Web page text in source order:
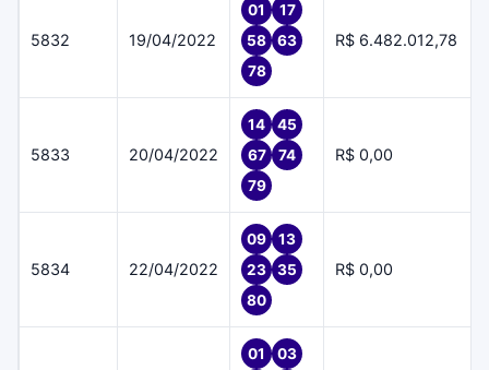
5832 19/04/2022
01
17
58
63
78
R$ 6.482.012,78
5833 20/04/2022
14
45
67
74
79
R$ 0,00
5834 22/04/2022
09
13
23
35
80
R$ 0,00
01 03